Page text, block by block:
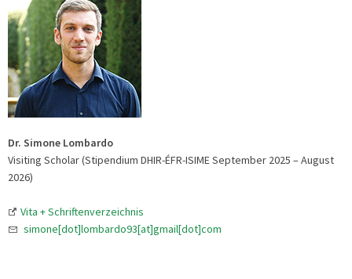
Dr. Simone Lombardo
Visiting Scholar (Stipendium DHIR-ÉFR-ISIME September 2025 – August
2026)
Vita + Schriftenverzeichnis
simone[dot]lombardo93[at]gmail[dot]com